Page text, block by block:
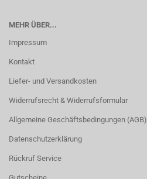
MEHR ÜBER...
Impressum
Kontakt
Liefer- und Versandkosten
Widerrufsrecht & Widerrufsformular
Allgemeine Geschäftsbedingungen (AGB)
Datenschutzerklärung
Rückruf Service